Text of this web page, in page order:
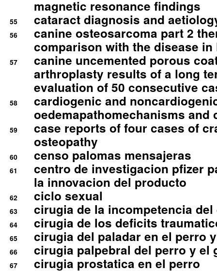
magnetic resonance findings
55 cataract diagnosis and
56
canine osteosarcoma part 2
comparison with the disease in
57
canine uncemented porous
arthroplasty results of a long
evaluation of 50 consecutive
58
cardiogenic and
oedemapathomechanisms and
59
case reports of four cases of
osteopathy
60 censo palomas mensajeras
61
centro de investigacion pfizer
la innovacion del producto
62 ciclo sexual
63 cirugia de la incompetencia
64 cirugia de los deficits
65 cirugia del paladar en el perro
66 cirugia palpebral del perro y el
67 cirugia prostatica en el perro